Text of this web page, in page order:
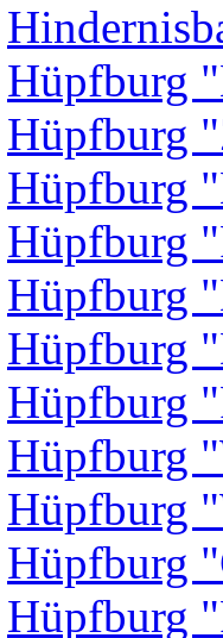
Hüpfburg
Hüpfburg
Hüpfburg
Hüpfburg
Hüpfburg
Hüpfburg
Hüpfburg
Hüpfburg
Hüpfburg
Hüpfburg
Hüpfburg